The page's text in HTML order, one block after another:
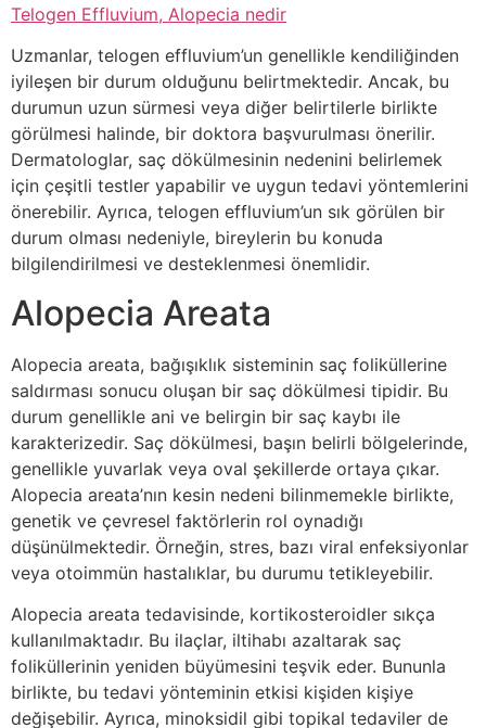
Telogen Effluvium, Alopecia nedir
Uzmanlar, telogen effluvium’un genellikle kendiliğinden
iyileşen bir durum olduğunu belirtmektedir. Ancak, bu
durumun uzun sürmesi veya diğer belirtilerle birlikte
görülmesi halinde, bir doktora başvurulması önerilir.
Dermatologlar, saç dökülmesinin nedenini belirlemek
için çeşitli testler yapabilir ve uygun tedavi yöntemlerini
önerebilir. Ayrıca, telogen effluvium’un sık görülen bir
durum olması nedeniyle, bireylerin bu konuda
bilgilendirilmesi ve desteklenmesi önemlidir.
Alopecia Areata
Alopecia areata, bağışıklık sisteminin saç foliküllerine
saldırması sonucu oluşan bir saç dökülmesi tipidir. Bu
durum genellikle ani ve belirgin bir saç kaybı ile
karakterizedir. Saç dökülmesi, başın belirli bölgelerinde,
genellikle yuvarlak veya oval şekillerde ortaya çıkar.
Alopecia areata’nın kesin nedeni bilinmemekle birlikte,
genetik ve çevresel faktörlerin rol oynadığı
düşünülmektedir. Örneğin, stres, bazı viral enfeksiyonlar
veya otoimmün hastalıklar, bu durumu tetikleyebilir.
Alopecia areata tedavisinde, kortikosteroidler sıkça
kullanılmaktadır. Bu ilaçlar, iltihabı azaltarak saç
foliküllerinin yeniden büyümesini teşvik eder. Bununla
birlikte, bu tedavi yönteminin etkisi kişiden kişiye
değişebilir. Ayrıca, minoksidil gibi topikal tedaviler de